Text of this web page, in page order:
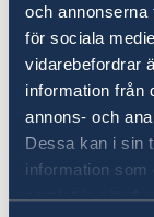
och annonserna
för sociala
vidarebefordrar
information från
annons- och
Dessa kan i sin
information som
samlat in när du
Sverige är en
givare. I
FN och
avgörande
snabbt